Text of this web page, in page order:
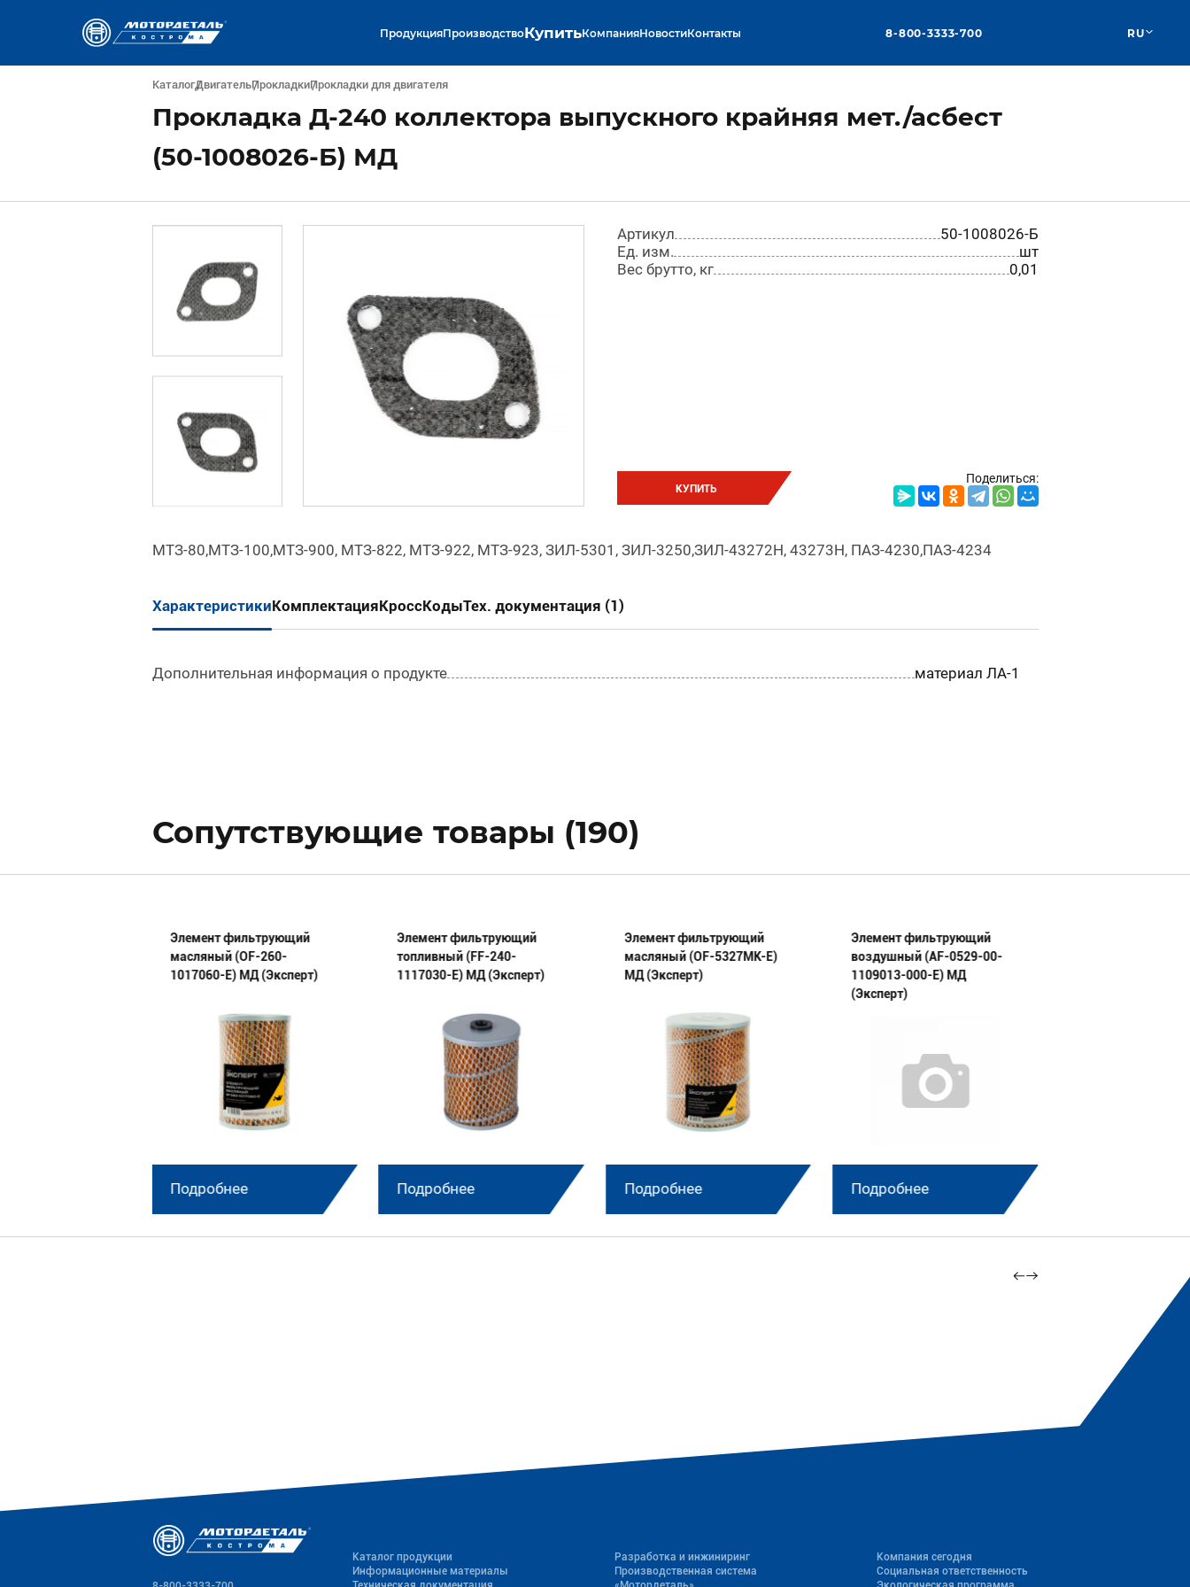
ПродукцияПроизводствоКупитьКомпанияНовостиКонтакты 8-800-3333-700 RU
КаталогДвигательПрокладкиПрокладки для двигателя
Прокладка Д-240 коллектора выпускного крайняя мет./асбест
(50-1008026-Б) МД
Артикул
50-1008026-Б
Ед. изм.
шт
Вес брутто, кг
0,01
КУПИТЬ
Поделиться:
МТЗ-80,МТЗ-100,МТЗ-900, МТЗ-822, МТЗ-922, МТЗ-923, ЗИЛ-5301, ЗИЛ-3250,ЗИЛ-43272Н, 43273Н, ПАЗ-4230,ПАЗ-4234
ХарактеристикиКомплектацияКроссКодыТех. документация (1)
Дополнительная информация о продукте материал ЛА-1
Сопутствующие товары (190)
Элемент фильтрующий
масляный (OF-260-
1017060-E) МД (Эксперт)
Подробнее
Элемент фильтрующий
топливный (FF-240-
1117030-E) МД (Эксперт)
Подробнее
Элемент фильтрующий
масляный (OF-5327МК-E)
МД (Эксперт)
Подробнее
Элемент фильтрующий
воздушный (AF-0529-00-
1109013-000-E) МД
(Эксперт)
Подробнее
Каталог продукции
Информационные материалы
Разработка и инжиниринг
Производственная система
Компания сегодня
Социальная ответственность